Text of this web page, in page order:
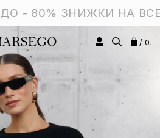
ДО - 80% ЗНИЖКИ НА ВСЕ
/ 0